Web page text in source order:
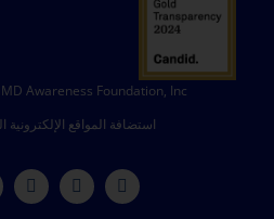
Awareness Foundation, Inc
استضافة المواقع الإلكترونية